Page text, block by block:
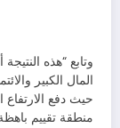
وتابع “هذه
المال الكبير
حيث دفع الارتفاع
منطقة تقييم